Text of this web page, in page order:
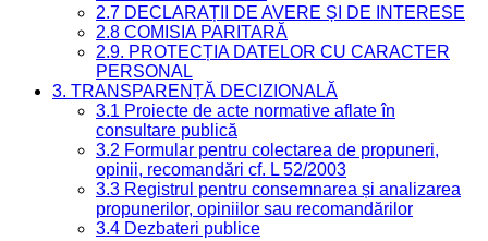
2.7 DECLARAȚII DE AVERE ȘI DE INTERESE
2.8 COMISIA PARITARĂ
2.9. PROTECȚIA DATELOR CU CARACTER
PERSONAL
3. TRANSPARENȚĂ DECIZIONALĂ
3.1 Proiecte de acte normative aflate în
consultare publică
3.2 Formular pentru colectarea de propuneri,
opinii, recomandări cf. L 52/2003
3.3 Registrul pentru consemnarea și analizarea
propunerilor, opiniilor sau recomandărilor
3.4 Dezbateri publice